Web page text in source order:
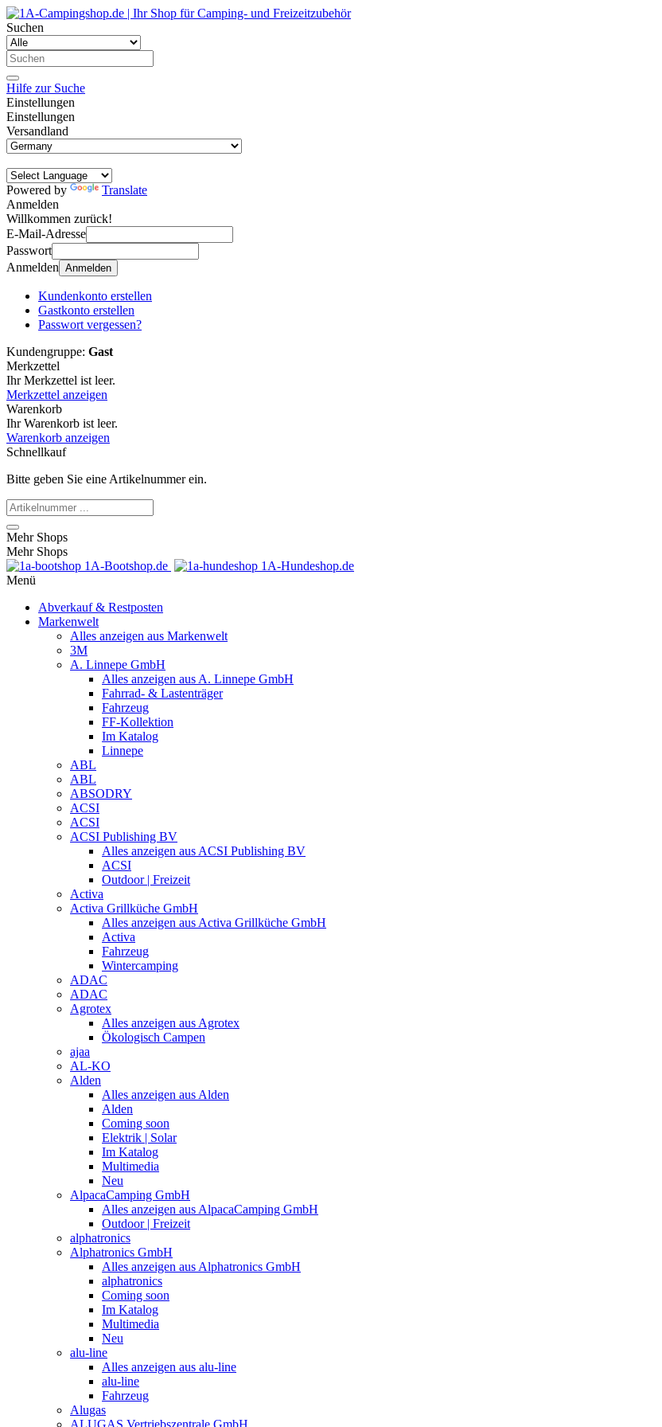
Suchen
Hilfe zur Suche
Einstellungen
Einstellungen
Versandland
Powered by
Translate
Anmelden
Willkommen zurück!
E-Mail-Adresse
Passwort
Anmelden Anmelden
Kundenkonto erstellen
Gastkonto erstellen
Passwort vergessen?
Kundengruppe: Gast
Merkzettel
Ihr Merkzettel ist leer.
Merkzettel anzeigen
Warenkorb
Ihr Warenkorb ist leer.
Warenkorb anzeigen
Schnellkauf
Bitte geben Sie eine Artikelnummer ein.
Mehr Shops
Mehr Shops
1A-Bootshop.de
1A-Hundeshop.de
Menü
Abverkauf & Restposten
Markenwelt
Alles anzeigen aus Markenwelt
3M
A. Linnepe GmbH
Alles anzeigen aus A. Linnepe GmbH
Fahrrad- & Lastenträger
Fahrzeug
FF-Kollektion
Im Katalog
Linnepe
ABL
ABL
ABSODRY
ACSI
ACSI
ACSI Publishing BV
Alles anzeigen aus ACSI Publishing BV
ACSI
Outdoor | Freizeit
Activa
Activa Grillküche GmbH
Alles anzeigen aus Activa Grillküche GmbH
Activa
Fahrzeug
Wintercamping
ADAC
ADAC
Agrotex
Alles anzeigen aus Agrotex
Ökologisch Campen
ajaa
AL-KO
Alden
Alles anzeigen aus Alden
Alden
Coming soon
Elektrik | Solar
Im Katalog
Multimedia
Neu
AlpacaCamping GmbH
Alles anzeigen aus AlpacaCamping GmbH
Outdoor | Freizeit
alphatronics
Alphatronics GmbH
Alles anzeigen aus Alphatronics GmbH
alphatronics
Coming soon
Im Katalog
Multimedia
Neu
alu-line
Alles anzeigen aus alu-line
alu-line
Fahrzeug
Alugas
ALUGAS Vertriebszentrale GmbH